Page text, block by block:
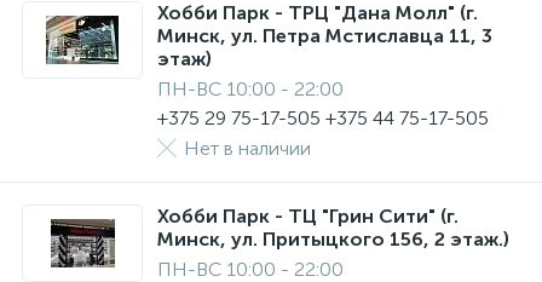
Хобби Парк - ТРЦ "Дана Молл" (г.
Минск, ул. Петра Мстиславца 11, 3
этаж)
ПН-ВС 10:00 - 22:00
+375 29 75-17-505 +375 44 75-17-505
Нет в наличии
Хобби Парк - ТЦ "Грин Сити" (г.
Минск, ул. Притыцкого 156, 2 этаж.)
ПН-ВС 10:00 - 22:00